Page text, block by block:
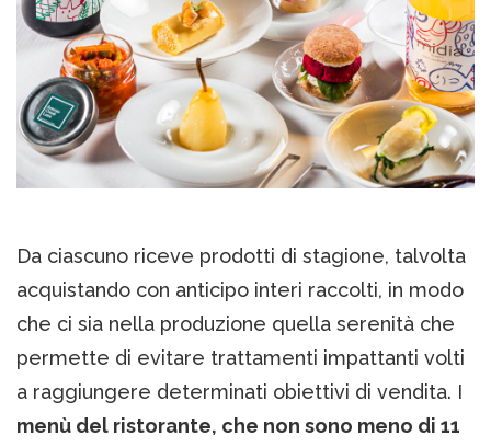
Da ciascuno riceve prodotti di stagione, talvolta
acquistando con anticipo interi raccolti, in modo
che ci sia nella produzione quella serenità che
permette di evitare trattamenti impattanti volti
a raggiungere determinati obiettivi di vendita. I
menù del ristorante, che non sono meno di 11